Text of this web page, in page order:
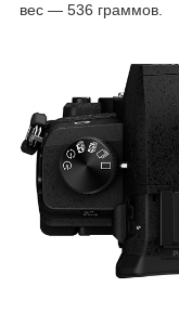
вес — 536 граммов.